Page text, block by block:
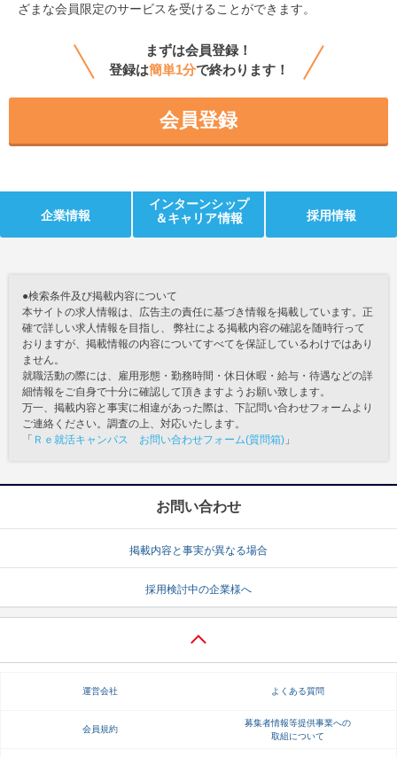
ざまな会員限定のサービスを受けることができます。
まずは会員登録！
登録は簡単1分で終わります！
会員登録
企業情報
インターンシップ
＆キャリア情報
採用情報
●検索条件及び掲載内容について
本サイトの求人情報は、広告主の責任に基づき情報を掲載しています。正
確で詳しい求人情報を目指し、 弊社による掲載内容の確認を随時行って
おりますが、掲載情報の内容についてすべてを保証しているわけではあり
ません。
就職活動の際には、雇用形態・勤務時間・休日休暇・給与・待遇などの詳
細情報をご自身で十分に確認して頂きますようお願い致します。
万一、掲載内容と事実に相違があった際は、下記問い合わせフォームより
ご連絡ください。調査の上、対応いたします。
「 Ｒｅ就活キャンパス お問い合わせフォーム(質問箱) 」
お問い合わせ
掲載内容と事実が異なる場合
採用検討中の企業様へ
運営会社 よくある質問
会員規約
募集者情報等提供事業への
取組について